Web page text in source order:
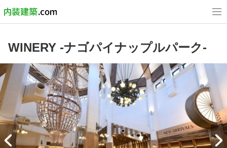
WINERY -ナゴパイナップルパーク-